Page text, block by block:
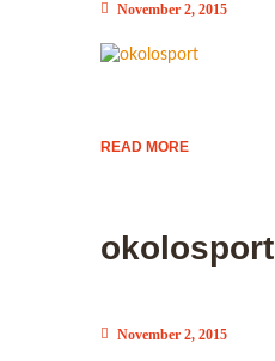
November 2, 2015
READ MORE
okolosport
November 2, 2015